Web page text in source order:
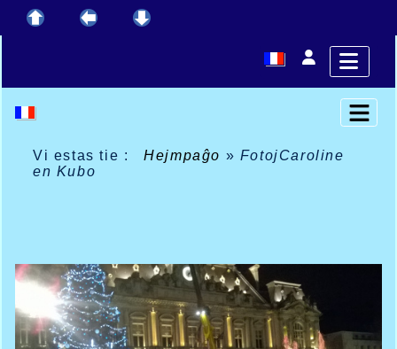
Vi estas tie : Hejmpaĝo » FotojCaroline
en Kubo